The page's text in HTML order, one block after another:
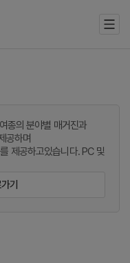
종의 분야별 매거진과
공하며
제공하고있습니다. PC 및
기